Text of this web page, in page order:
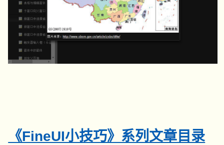
《FineUI小技巧》系列文章目录